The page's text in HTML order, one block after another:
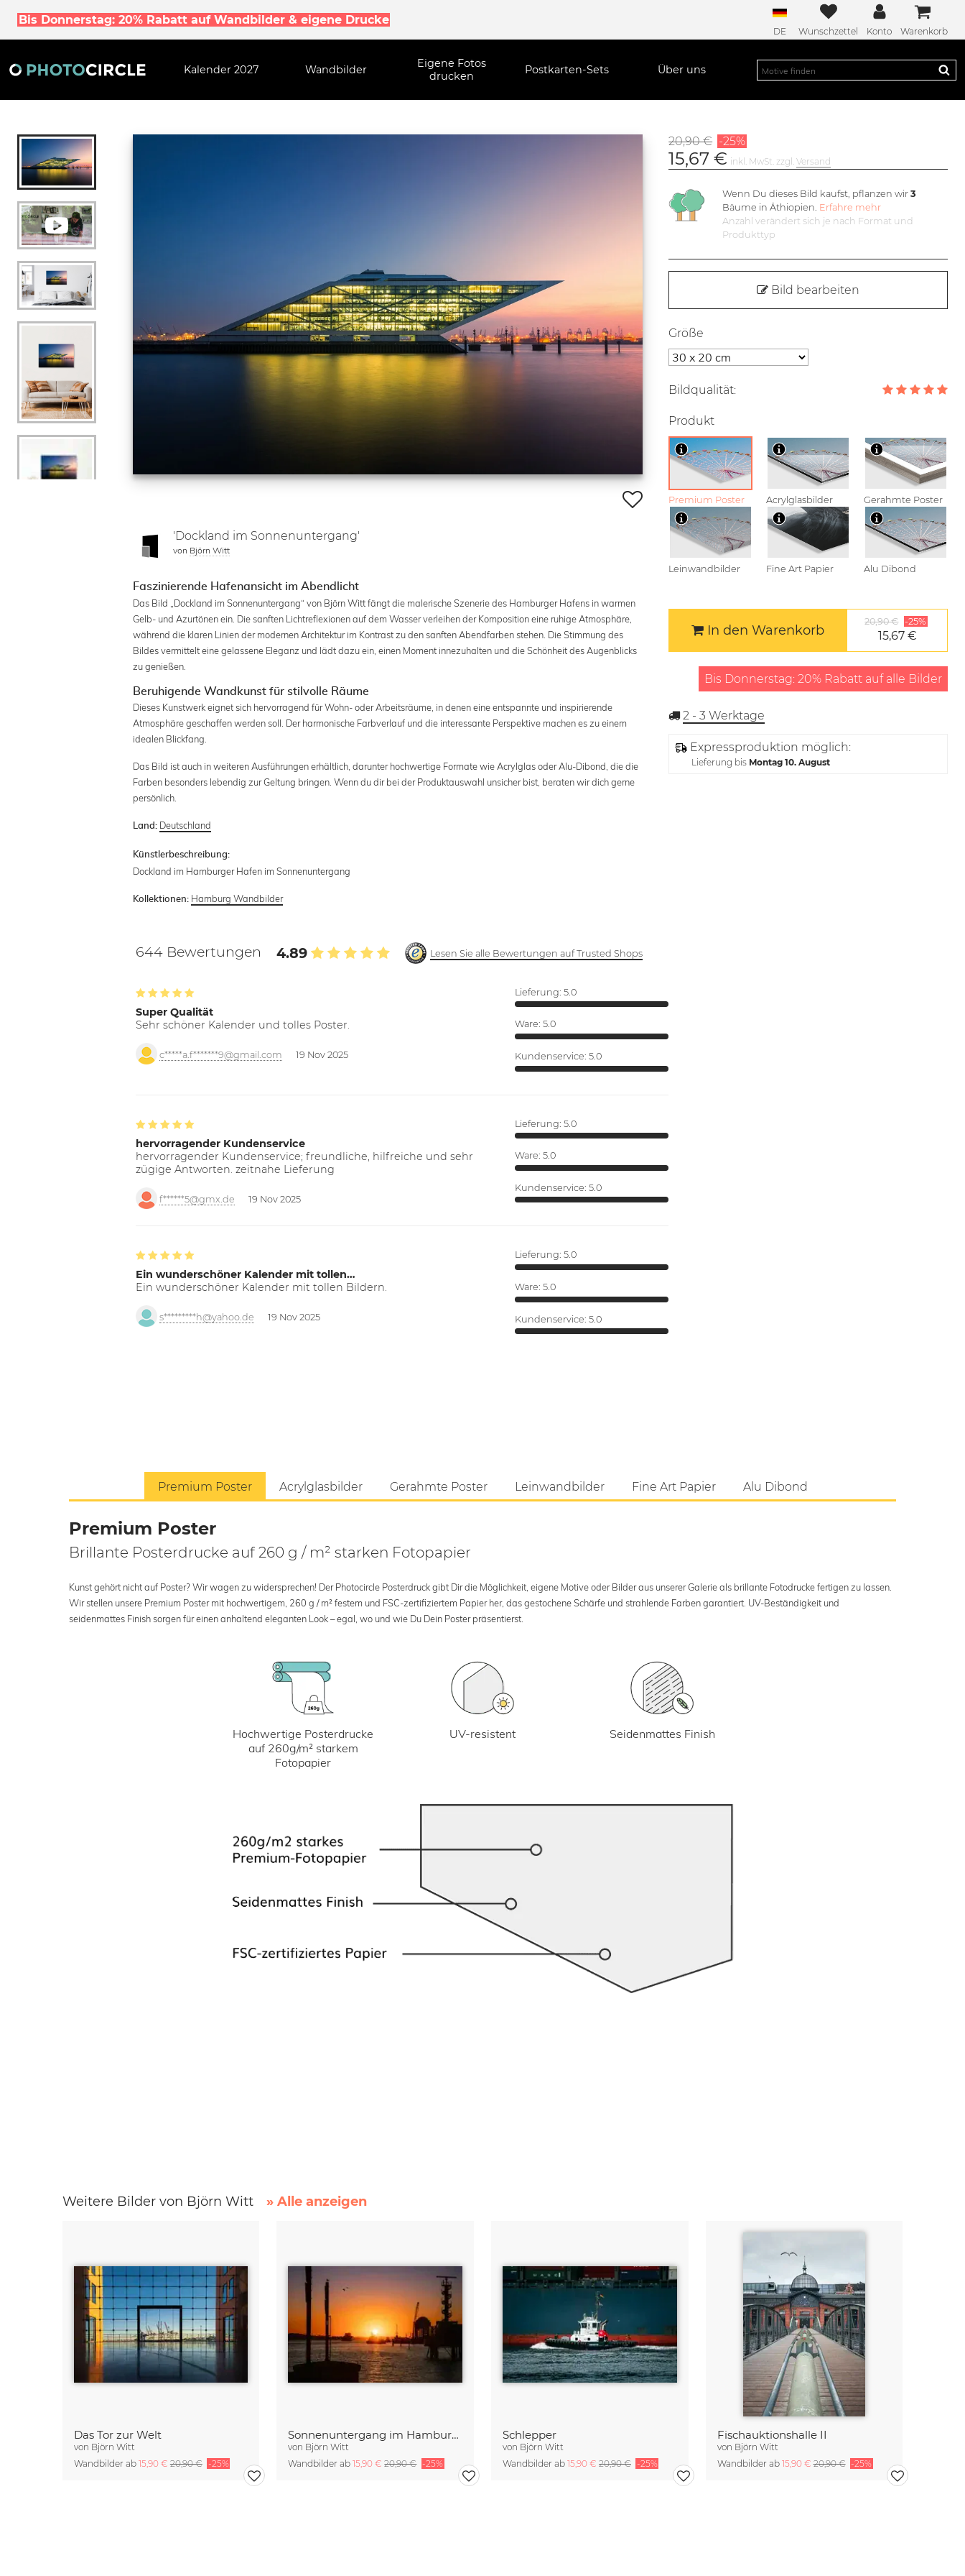
Bis Donnerstag: 20% Rabatt auf Wandbilder & eigene Drucke
DE Wunschzettel Konto Warenkorb
Kalender 2027 Wandbilder
Eigene Fotos
drucken
Postkarten-Sets Über uns
'Dockland im Sonnenuntergang'
von Björn Witt
Faszinierende Hafenansicht im Abendlicht
Das Bild „Dockland im Sonnenuntergang“ von Björn Witt fängt die malerische Szenerie des Hamburger Hafens in warmen
Gelb- und Azurtönen ein. Die sanften Lichtreflexionen auf dem Wasser verleihen der Komposition eine ruhige Atmosphäre,
während die klaren Linien der modernen Architektur im Kontrast zu den sanften Abendfarben stehen. Die Stimmung des
Bildes vermittelt eine gelassene Eleganz und lädt dazu ein, einen Moment innezuhalten und die Schönheit des Augenblicks
zu genießen.
Beruhigende Wandkunst für stilvolle Räume
Dieses Kunstwerk eignet sich hervorragend für Wohn- oder Arbeitsräume, in denen eine entspannte und inspirierende
Atmosphäre geschaffen werden soll. Der harmonische Farbverlauf und die interessante Perspektive machen es zu einem
idealen Blickfang.
Das Bild ist auch in weiteren Ausführungen erhältlich, darunter hochwertige Formate wie Acrylglas oder Alu-Dibond, die die
Farben besonders lebendig zur Geltung bringen. Wenn du dir bei der Produktauswahl unsicher bist, beraten wir dich gerne
persönlich.
Land: Deutschland
Künstlerbeschreibung:
Dockland im Hamburger Hafen im Sonnenuntergang
Kollektionen: Hamburg Wandbilder
644 Bewertungen 4.89 Lesen Sie alle Bewertungen auf Trusted Shops
Super Qualität
Sehr schöner Kalender und tolles Poster.
c*****a.f*******9@gmail.com 19 Nov 2025
Lieferung: 5.0
Ware: 5.0
Kundenservice: 5.0
hervorragender Kundenservice
hervorragender Kundenservice; freundliche, hilfreiche und sehr
zügige Antworten. zeitnahe Lieferung
f******5@gmx.de 19 Nov 2025
Lieferung: 5.0
Ware: 5.0
Kundenservice: 5.0
Ein wunderschöner Kalender mit tollen…
Ein wunderschöner Kalender mit tollen Bildern.
s*********h@yahoo.de 19 Nov 2025
Lieferung: 5.0
Ware: 5.0
Kundenservice: 5.0
20,90 € -25%
15,67 € inkl. MwSt. zzgl.Versand
Wenn Du dieses Bild kaufst, pflanzen wir3
Bäume in Äthiopien. Erfahre mehr
Anzahl verändert sich je nach Format und
Produkttyp
Bild bearbeiten
Größe
Bildqualität:
Produkt
Premium Poster Acrylglasbilder Gerahmte Poster
Leinwandbilder Fine Art Papier Alu Dibond
In den Warenkorb
20,90 € -25%
15,67 €
Bis Donnerstag: 20% Rabatt auf alle Bilder
2 - 3 Werktage
Expressproduktion möglich:
Lieferung bis Montag 10. August
Premium Poster Acrylglasbilder Gerahmte Poster Leinwandbilder Fine Art Papier Alu Dibond
Premium Poster
Brillante Posterdrucke auf 260 g / m² starken Fotopapier
Kunst gehört nicht auf Poster? Wir wagen zu widersprechen! Der Photocircle Posterdruck gibt Dir die Möglichkeit, eigene Motive oder Bilder aus unserer Galerie als brillante Fotodrucke fertigen zu lassen.
Wir stellen unsere Premium Poster mit hochwertigem, 260 g / m² festem und FSC-zertifiziertem Papier her, das gestochene Schärfe und strahlende Farben garantiert. UV-Beständigkeit und
seidenmattes Finish sorgen für einen anhaltend eleganten Look – egal, wo und wie Du Dein Poster präsentierst.
Hochwertige Posterdrucke
auf 260g/m² starkem
Fotopapier
UV-resistent Seidenmattes Finish
Weitere Bilder von Björn Witt » Alle anzeigen
Das Tor zur Welt
von Björn Witt
Wandbilder ab 15,90 €20,90 € -25%
Sonnenuntergang im Hamburger Hafen
von Björn Witt
Wandbilder ab15,90 €20,90 € -25%
Schlepper
von Björn Witt
Wandbilder ab 15,90 € 20,90 € -25%
Fischauktionshalle II
von Björn Witt
Wandbilder ab 15,90 €20,90 € -25%